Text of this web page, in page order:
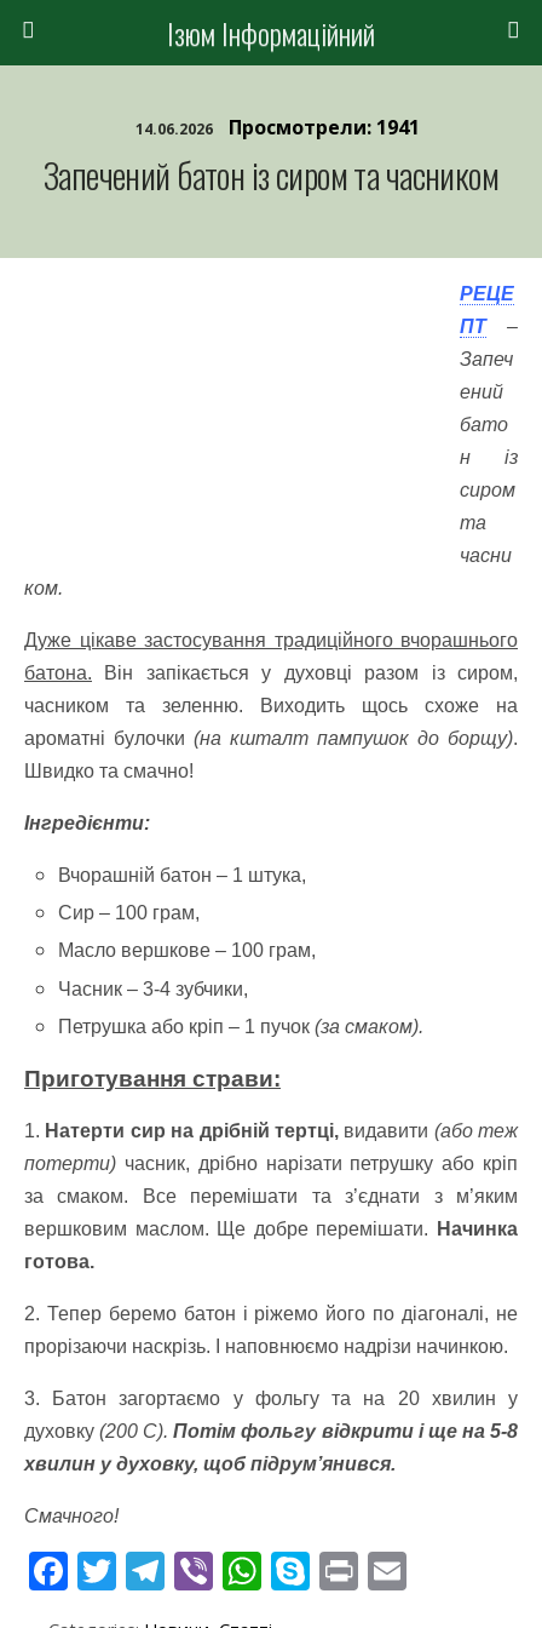
Ізюм Інформаційний
14.06.2026 Просмотрели: 1941
Запечений батон із сиром та часником
РЕЦЕ
ПТ–
Запеч
ений
бато
н із
сиром
та
часни
ком.
Дуже цікаве застосування традиційного вчорашнього
батона. Він запікається у духовці разом із сиром,
часником та зеленню. Виходить щось схоже на
ароматні булочки (на кшталт пампушок до борщу).
Швидко та смачно!
Інгредієнти:
Вчорашній батон – 1 штука,
Сир – 100 грам,
Масло вершкове – 100 грам,
Часник – 3-4 зубчики,
Петрушка або кріп – 1 пучок(за смаком).
Приготування страви:
1. Натерти сир на дрібній тертці,видавити (або теж
потерти) часник, дрібно нарізати петрушку або кріп
за смаком. Все перемішати та з’єднати з м’яким
вершковим маслом. Ще добре перемішати.
Начинка
готова.
2. Тепер беремо батон і ріжемо його по діагоналі, не
прорізаючи наскрізь. І наповнюємо надрізи начинкою.
3. Батон загортаємо у фольгу та на 20 хвилин у
духовку(200 С). Потім фольгу відкрити і ще на 5-8
хвилин у духовку, щоб підрум’янився.
Смачного!
F T T Vi W S Pr